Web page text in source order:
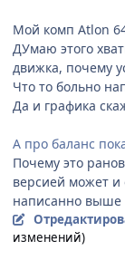
Мой комп Atlon
ДУмаю этого
движка, почему
Что то больно
Да и графика
А про баланс
Почему это
версией может и
написанно
изменений)